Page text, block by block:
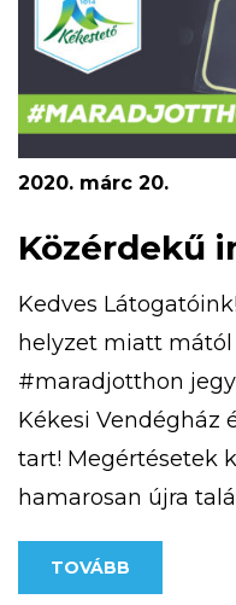
hogy olyan
2020. márc 20.
Közérdekű
Kedves
helyzet miatt
#maradjotthon
Kékesi Vendégház
tart! Megértésetek
hamarosan újra
egymásra!
TOVÁBB